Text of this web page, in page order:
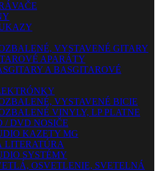
VYSTAVENÉ GITARY
APARÁTY
A BASGITAROVÉ
VYSTAVENÉ BICIE
VINYLY, LP PLATNE
/ DVD NOSIČE
KAZETY MG
LITERATÚRA
SYSTÉMY
OSVETLENIE, SVETELNÁ